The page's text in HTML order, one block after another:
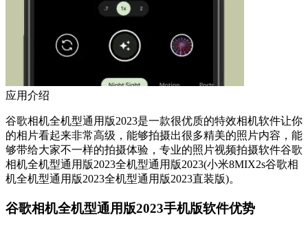
应用介绍
谷歌相机全机型通用版2023是一款很优质的特效相机软件让你
的相片看起来非常高级，能够拍摄出很多精美的照片内容，能
够带给大家不一样的拍摄体验，专业的照片视频拍摄软件谷歌
相机全机型通用版2023全机型通用版2023(小米8MIX2s谷歌相
机全机型通用版2023全机型通用版2023直装版)。
谷歌相机全机型通用版2023手机版软件优势